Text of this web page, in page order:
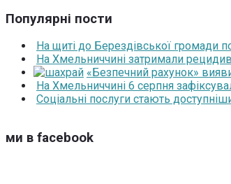
Популярні пости
На щиті до Берездівської громади
На Хмельниччині затримали
«Безпечний рахунок»
На Хмельниччині 6 серпня
Соціальні послуги стають
ми в facebook